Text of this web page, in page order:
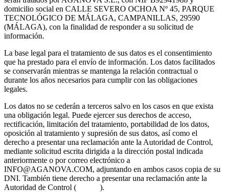
domicilio social en CALLE SEVERO OCHOA Nº 45, PARQUE
TECNOLÓGICO DE MÁLAGA, CAMPANILLAS, 29590
(MÁLAGA), con la finalidad de responder a su solicitud de
información.
La base legal para el tratamiento de sus datos es el consentimiento
que ha prestado para el envío de información. Los datos facilitados
se conservarán mientras se mantenga la relación contractual o
durante los años necesarios para cumplir con las obligaciones
legales.
Los datos no se cederán a terceros salvo en los casos en que exista
una obligación legal. Puede ejercer sus derechos de acceso,
rectificación, limitación del tratamiento, portabilidad de los datos,
oposición al tratamiento y supresión de sus datos, así como el
derecho a presentar una reclamación ante la Autoridad de Control,
mediante solicitud escrita dirigida a la dirección postal indicada
anteriormente o por correo electrónico a
INFO@AGANOVA.COM, adjuntando en ambos casos copia de su
DNI. También tiene derecho a presentar una reclamación ante la
Autoridad de Control (
).